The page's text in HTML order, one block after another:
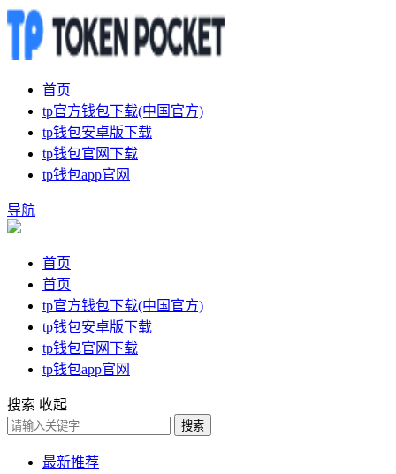
首页
tp官方钱包下载(中国官方)
tp钱包安卓版下载
tp钱包官网下载
tp钱包app官网
导航
首页
首页
tp官方钱包下载(中国官方)
tp钱包安卓版下载
tp钱包官网下载
tp钱包app官网
搜索 收起
搜索
最新推荐